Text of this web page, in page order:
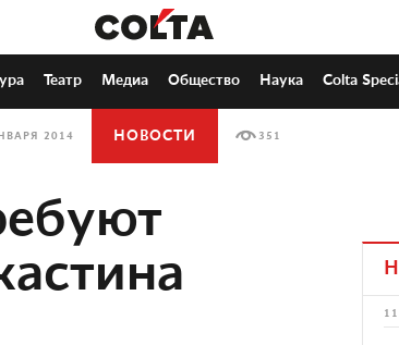
Театр Медиа Общество Наука Colta
2014 НОВОСТИ 351